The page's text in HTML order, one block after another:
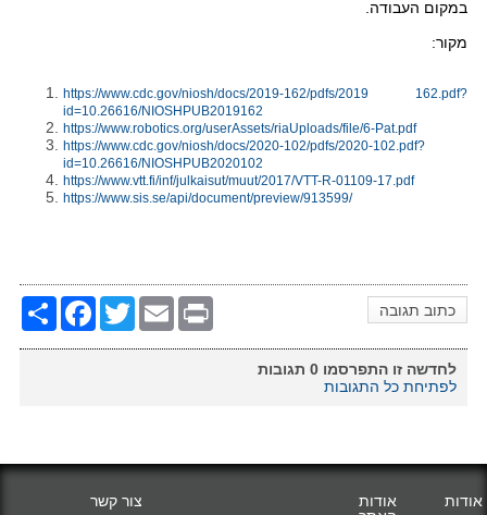
במקום העבודה.
מקור:
https://www.cdc.gov/niosh/docs/2019-162/pdfs/2019 162.pdf?
id=10.26616/NIOSHPUB2019162
https://www.robotics.org/userAssets/riaUploads/file/6-Pat.pdf
https://www.cdc.gov/niosh/docs/2020-102/pdfs/2020-102.pdf?
id=10.26616/NIOSHPUB2020102
https://www.vtt.fi/inf/julkaisut/muut/2017/VTT-R-01109-17.pdf
https://www.sis.se/api/document/preview/913599/
כתוב תגובה ShareFacebookTwitter Email Print
לחדשה זו התפרסמו 0 תגובות
לפתיחת כל התגובות
אודות
אודות
צור קשר